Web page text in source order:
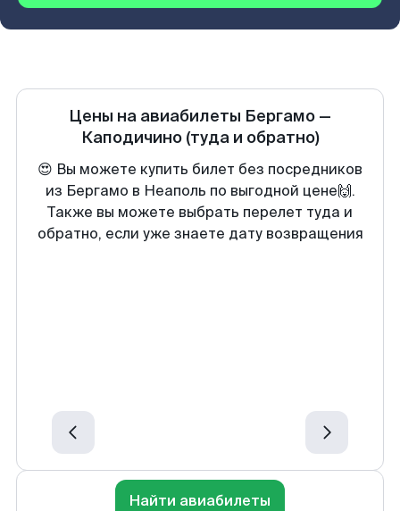
Цены на авиабилеты Бергамо —
Каподичино (туда и обратно)
😍 Вы можете купить билет без посредников
из Бергамо в Неаполь по выгодной цене🙌.
Также вы можете выбрать перелет туда и
обратно, если уже знаете дату возвращения
Найти авиабилеты